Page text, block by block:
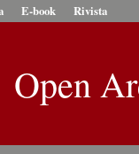
E-book Rivista
Open